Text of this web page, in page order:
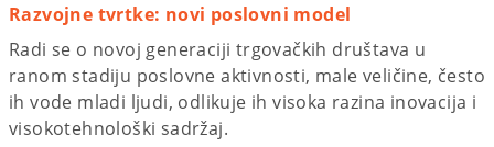
Razvojne tvrtke: novi poslovni model
Radi se o novoj generaciji trgovačkih društava u
ranom stadiju poslovne aktivnosti, male veličine, često
ih vode mladi ljudi, odlikuje ih visoka razina inovacija i
visokotehnološki sadržaj.